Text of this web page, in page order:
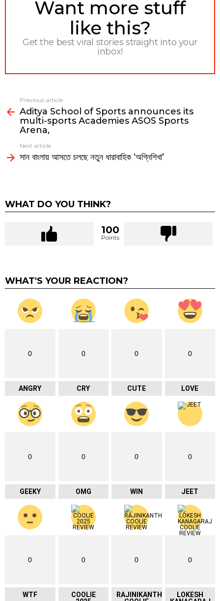
Want more stuff
like this?
Get the best viral stories straight into your
inbox!
more
Previous article
Aditya School of Sports announces its
multi-sports Academies ASOS Sports
Arena,
Next article
সান বাংলায় আসতে চলছে নতুন ধারাবাহিক ‘অগ্নিশিখা’
WHAT DO YOU THINK?
100
Points
WHAT'S YOUR REACTION?
0
ANGRY
0
CRY
0
CUTE
0
LOVE
0
GEEKY
0
OMG
0
WIN
0
JEET
0
WTF
0
COOLIE
0
RAJINIKANTH
0
LOKESH